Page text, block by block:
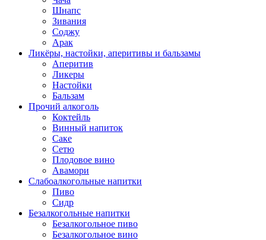
Шнапс
Зивания
Соджу
Арак
Ликёры, настойки, аперитивы и бальзамы
Аперитив
Ликеры
Настойки
Бальзам
Прочий алкоголь
Коктейль
Винный напиток
Саке
Сетю
Плодовое вино
Авамори
Слабоалкогольные напитки
Пиво
Сидр
Безалкогольные напитки
Безалкогольное пиво
Безалкогольное вино